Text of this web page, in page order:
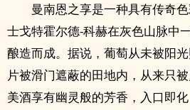
曼南恩之享是一种具有传奇
士戈特霍尔德-科赫在灰色山脉中
酿造而成。据说，葡萄从未被阳
片被滑门遮蔽的田地内，从来只
美酒享有幽灵般的芳香，入口即